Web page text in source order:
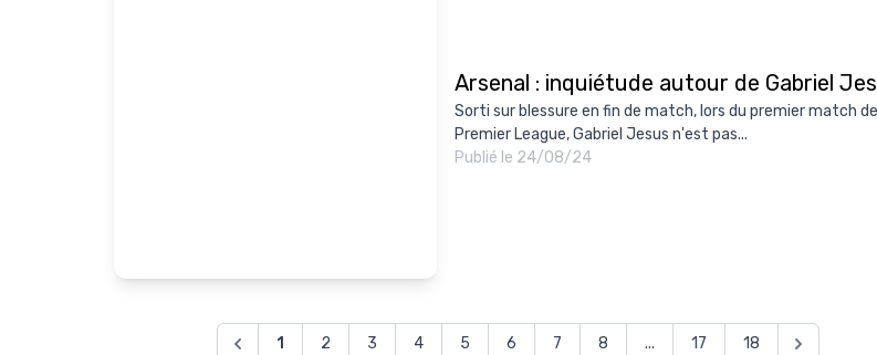
Arsenal : inquiétude autour de Gabriel
Sorti sur blessure en fin de match, lors du premier match de
Premier League, Gabriel Jesus n'est pas...
Publié le 24/08/24
1 2 3 4 5 6 7 8 ... 17 18